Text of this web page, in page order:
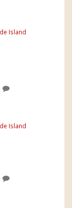
Island
Island